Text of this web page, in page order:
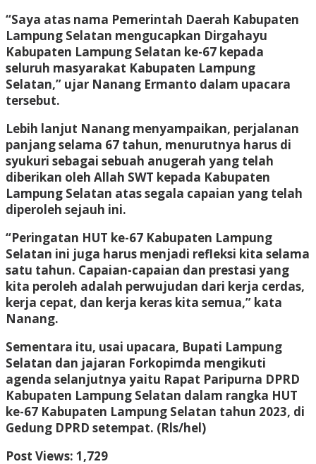
“Saya atas nama Pemerintah Daerah Kabupaten
Lampung Selatan mengucapkan Dirgahayu
Kabupaten Lampung Selatan ke-67 kepada
seluruh masyarakat Kabupaten Lampung
Selatan,” ujar Nanang Ermanto dalam upacara
tersebut.
Lebih lanjut Nanang menyampaikan, perjalanan
panjang selama 67 tahun, menurutnya harus di
syukuri sebagai sebuah anugerah yang telah
diberikan oleh Allah SWT kepada Kabupaten
Lampung Selatan atas segala capaian yang telah
diperoleh sejauh ini.
“Peringatan HUT ke-67 Kabupaten Lampung
Selatan ini juga harus menjadi refleksi kita selama
satu tahun. Capaian-capaian dan prestasi yang
kita peroleh adalah perwujudan dari kerja cerdas,
kerja cepat, dan kerja keras kita semua,” kata
Nanang.
Sementara itu, usai upacara, Bupati Lampung
Selatan dan jajaran Forkopimda mengikuti
agenda selanjutnya yaitu Rapat Paripurna DPRD
Kabupaten Lampung Selatan dalam rangka HUT
ke-67 Kabupaten Lampung Selatan tahun 2023, di
Gedung DPRD setempat. (Rls/hel)
Post Views: 1,729